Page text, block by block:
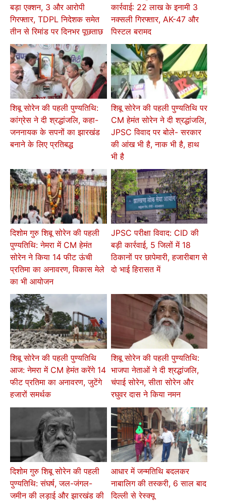
बड़ा एक्शन, 3 और आरोपी
गिरफ्तार, TDPL निदेशक समेत
तीन से रिमांड पर दिनभर पूछताछ
कार्रवाई: 22 लाख के इनामी 3
नक्सली गिरफ्तार, AK-47 और
पिस्टल बरामद
शिबू सोरेन की पहली पुण्यतिथि:
कांग्रेस ने दी श्रद्धांजलि, कहा-
जननायक के सपनों का झारखंड
बनाने के लिए प्रतिबद्ध
शिबू सोरेन की पहली पुण्यतिथि पर
CM हेमंत सोरेन ने दी श्रद्धांजलि,
JPSC विवाद पर बोले- सरकार
की आंख भी है, नाक भी है, हाथ
भी है
दिशोम गुरु शिबू सोरेन की पहली
पुण्यतिथि: नेमरा में CM हेमंत
सोरेन ने किया 14 फीट ऊंची
प्रतिमा का अनावरण, विकास मेले
का भी आयोजन
JPSC परीक्षा विवाद: CID की
बड़ी कार्रवाई, 5 जिलों में 18
ठिकानों पर छापेमारी, हजारीबाग से
दो भाई हिरासत में
शिबू सोरेन की पहली पुण्यतिथि
आज: नेमरा में CM हेमंत करेंगे 14
फीट प्रतिमा का अनावरण, जुटेंगे
हजारों समर्थक
शिबू सोरेन की पहली पुण्यतिथि:
भाजपा नेताओं ने दी श्रद्धांजलि,
चंपाई सोरेन, सीता सोरेन और
रघुवर दास ने किया नमन
दिशोम गुरु शिबू सोरेन की पहली
पुण्यतिथि: संघर्ष, जल-जंगल-
जमीन की लड़ाई और झारखंड की
आधार में जन्मतिथि बदलकर
नाबालिग की तस्करी, 6 साल बाद
दिल्ली से रेस्क्यू